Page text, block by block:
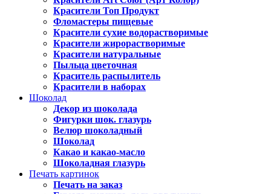
Красители Топ Продукт
Фломастеры пищевые
Красители сухие водорастворимые
Красители жирорастворимые
Красители натуральные
Пыльца цветочная
Краситель распылитель
Красители в наборах
Шоколад
Декор из шоколада
Фигурки шок. глазурь
Велюр шоколадный
Шоколад
Какао и какао-масло
Шоколадная глазурь
Печать картинок
Печать на заказ